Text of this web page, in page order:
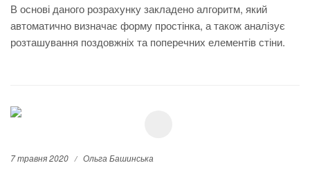
В основі даного розрахунку закладено алгоритм, який
автоматично визначає форму простінка, а також аналізує
розташування поздовжніх та поперечних елементів стіни.
7 травня 2020 Ольга Башинська